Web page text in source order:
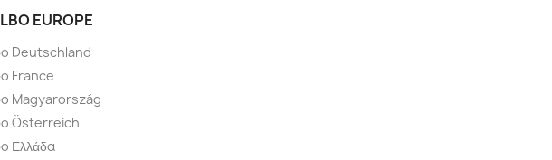
EUROPE
Deutschland
France
Magyarország
Österreich
Ελλάδα